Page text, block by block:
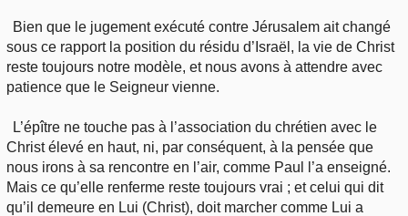
Bien que le jugement exécuté contre Jérusalem ait changé
sous ce rapport la position du résidu d’Israël, la vie de Christ
reste toujours notre modèle, et nous avons à attendre avec
patience que le Seigneur vienne.
L’épître ne touche pas à l’association du chrétien avec le
Christ élevé en haut, ni, par conséquent, à la pensée que
nous irons à sa rencontre en l’air, comme Paul l’a enseigné.
Mais ce qu’elle renferme reste toujours vrai ; et celui qui dit
qu’il demeure en Lui (Christ), doit marcher comme Lui a